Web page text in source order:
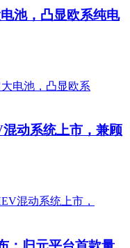
池，凸显欧系纯电
动系统上市，兼顾